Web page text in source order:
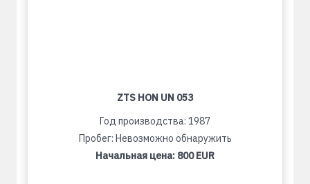
ZTS HON UN 053
Год производства: 1987
Пробег: Невозможно обнаружить
Начальная цена: 800 EUR